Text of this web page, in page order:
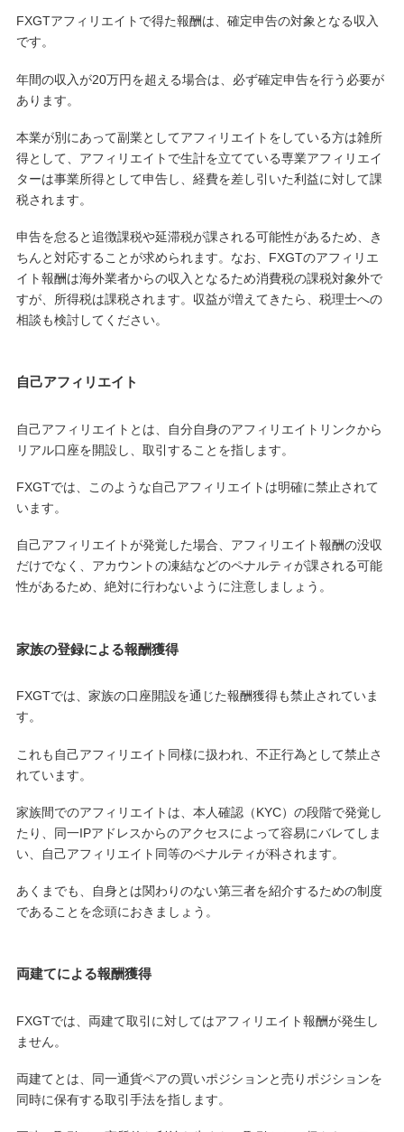
FXGTアフィリエイトで得た報酬は、確定申告の対象となる収入
です。
年間の収入が20万円を超える場合は、必ず確定申告を行う必要が
あります。
本業が別にあって副業としてアフィリエイトをしている方は雑所
得として、アフィリエイトで生計を立てている専業アフィリエイ
ターは事業所得として申告し、経費を差し引いた利益に対して課
税されます。
申告を怠ると追徴課税や延滞税が課される可能性があるため、き
ちんと対応することが求められます。なお、FXGTのアフィリエ
イト報酬は海外業者からの収入となるため消費税の課税対象外で
すが、所得税は課税されます。収益が増えてきたら、税理士への
相談も検討してください。
自己アフィリエイト
自己アフィリエイトとは、自分自身のアフィリエイトリンクから
リアル口座を開設し、取引することを指します。
FXGTでは、このような自己アフィリエイトは明確に禁止されて
います。
自己アフィリエイトが発覚した場合、アフィリエイト報酬の没収
だけでなく、アカウントの凍結などのペナルティが課される可能
性があるため、絶対に行わないように注意しましょう。
家族の登録による報酬獲得
FXGTでは、家族の口座開設を通じた報酬獲得も禁止されていま
す。
これも自己アフィリエイト同様に扱われ、不正行為として禁止さ
れています。
家族間でのアフィリエイトは、本人確認（KYC）の段階で発覚し
たり、同一IPアドレスからのアクセスによって容易にバレてしま
い、自己アフィリエイト同等のペナルティが科されます。
あくまでも、自身とは関わりのない第三者を紹介するための制度
であることを念頭におきましょう。
両建てによる報酬獲得
FXGTでは、両建て取引に対してはアフィリエイト報酬が発生し
ません。
両建てとは、同一通貨ペアの買いポジションと売りポジションを
同時に保有する取引手法を指します。